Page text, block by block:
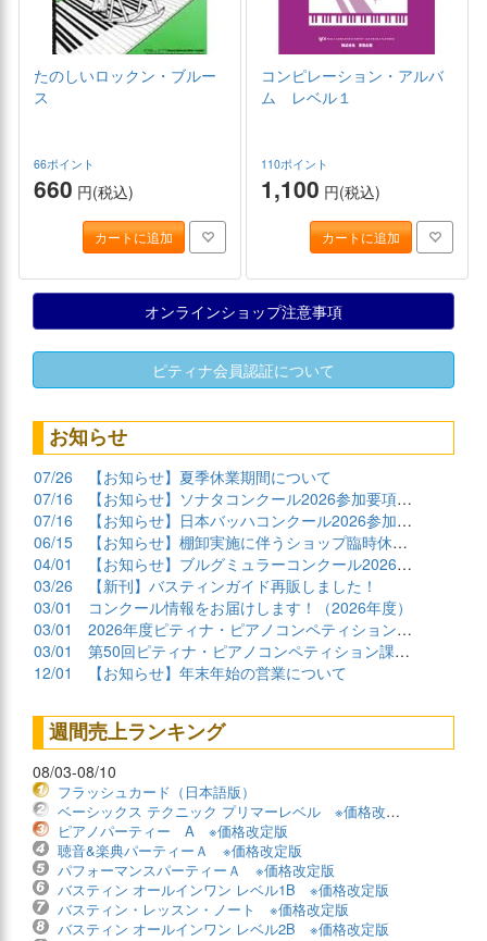
たのしいロックン・ブルー
ス
66ポイント
660 円(税込)
カートに追加
コンピレーション・アルバ
ム レベル１
110ポイント
1,100 円(税込)
カートに追加
オンラインショップ注意事項
ピティナ会員認証について
お知らせ
07/26
【お知らせ】夏季休業期間について
07/16
【お知らせ】ソナタコンクール2026参加要項公開
07/16
【お知らせ】日本バッハコンクール2026参加要項公開
06/15
【お知らせ】棚卸実施に伴うショップ臨時休業について
04/01
【お知らせ】ブルグミュラーコンクール2026課題曲公開
03/26
【新刊】バスティンガイド再販しました！
03/01
コンクール情報をお届けします！（2026年度）
03/01
2026年度ピティナ・ピアノコンペティション課題曲商品
03/01
第50回ピティナ・ピアノコンペティション課題曲公開！
12/01
【お知らせ】年末年始の営業について
週間売上ランキング
08/03-08/10
フラッシュカード（日本語版）
ベーシックス テクニック プリマーレベル ※価格改定版
ピアノパーティー A ※価格改定版
聴音&楽典パーティーＡ ※価格改定版
パフォーマンスパーティーＡ ※価格改定版
バスティン オールインワン レベル1B ※価格改定版
バスティン・レッスン・ノート ※価格改定版
バスティン オールインワン レベル2B ※価格改定版